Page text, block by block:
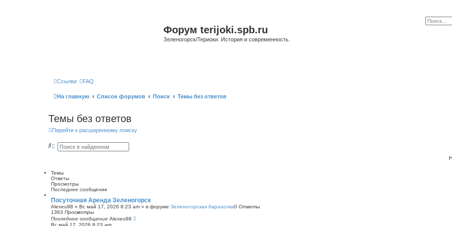
Форум terijoki.spb.ru
Зеленогорск/Териоки. История и современность.
Ссылки FAQ
На главную Список форумов Поиск Темы без ответов
Темы без ответов
Перейти к расширенному поиску
П Р
р
е
н
н
ы
й
п
о
и
Темы
Ответы
Просмотры
Последнее сообщение
Посуточная Аренда Зеленогорск
Alexeu98 » Вс май 17, 2026 8:23 am » в форуме Зеленогорская барахолка0 Ответы
1363 Просмотры
Последнее сообщение Alexeu98
Вс май 17, 2026 8:23 am